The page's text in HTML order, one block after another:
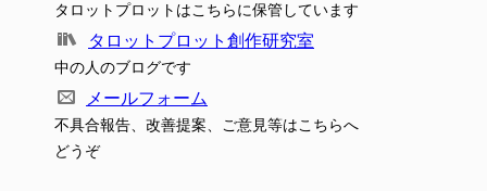
タロットプロットはこちらに保管しています
タロットプロット創作研究室
中の人のブログです
メールフォーム
不具合報告、改善提案、ご意見等はこちらへ
どうぞ